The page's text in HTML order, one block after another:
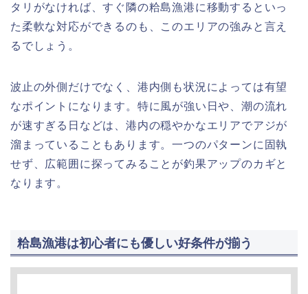
タリがなければ、すぐ隣の粭島漁港に移動するといっ
た柔軟な対応ができるのも、このエリアの強みと言え
るでしょう。
波止の外側だけでなく、港内側も状況によっては有望
なポイントになります。特に風が強い日や、潮の流れ
が速すぎる日などは、港内の穏やかなエリアでアジが
溜まっていることもあります。一つのパターンに固執
せず、広範囲に探ってみることが釣果アップのカギと
なります。
粭島漁港は初心者にも優しい好条件が揃う